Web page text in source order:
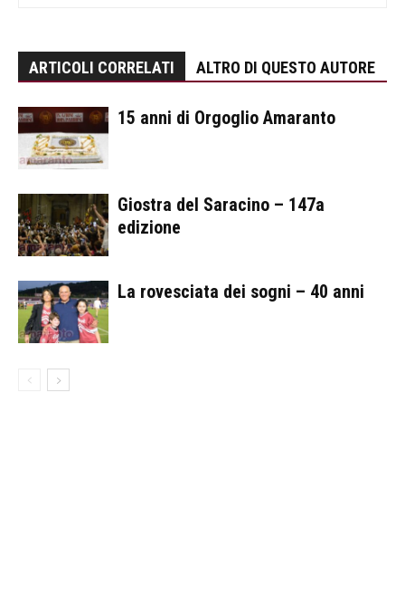
ARTICOLI CORRELATI ALTRO DI QUESTO AUTORE
15 anni di Orgoglio Amaranto
Giostra del Saracino – 147a
edizione
La rovesciata dei sogni – 40 anni